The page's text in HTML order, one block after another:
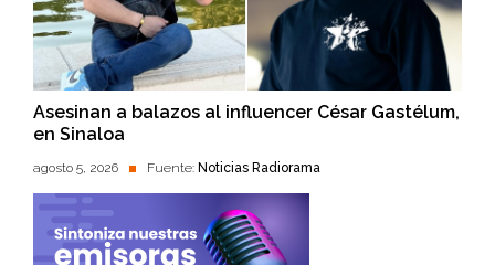
Asesinan a balazos al influencer César Gastélum,
en Sinaloa
agosto 5, 2026 Fuente: Noticias Radiorama